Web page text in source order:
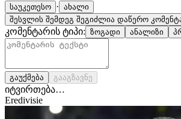
საუკეთესო · ახალი
შესვლის შემდეგ შეგიძლია დაწერო
კომენტარის ტიპი: ზოგადი ანალიზი
გაუქმება გააგზავნე
იტვირთება…
Eredivisie